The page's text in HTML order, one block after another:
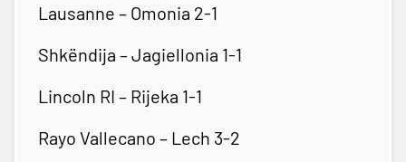
Lausanne – Omonia 2-1
Shkëndija – Jagiellonia 1-1
Lincoln RI – Rijeka 1-1
Rayo Vallecano – Lech 3-2